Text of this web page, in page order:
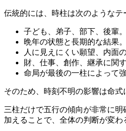
伝統的には、時柱は次のようなテ
子ども、弟子、部下、後輩。
晩年の状態と長期的な結果。
人に見えにくい願望、内面
財、仕事、創作、継承に関
命局が最後の一柱によって
そのため、時刻不明の影響は命式
三柱だけで五行の傾向が非常に
加えることで、全体の判断が変わ